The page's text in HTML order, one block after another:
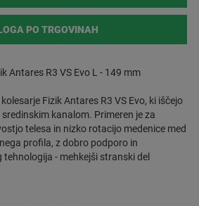
PO TRGOVINAH
Antares R3 VS Evo L - 149 mm
Fizik Antares R3 VS Evo, ki iščejo
kanalom. Primeren je za
telesa in nizko rotacijo medenice med
profila, z dobro podporo in
- mehkejši stranski del